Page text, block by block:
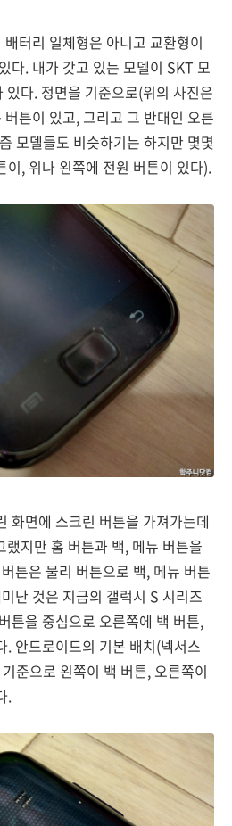
터리 일체형은 아니고 교환형이
다. 내가 갖고 있는 모델이 SKT 모
다. 정면을 기준으로(위의 사진은
튼이 있고, 그리고 그 반대인 오른
모델들도 비슷하기는 하지만 몇몇
이, 위나 왼쪽에 전원 버튼이 있다).
화면에 스크린 버튼을 가져가는데
지만 홈 버튼과 백, 메뉴 버튼을
튼은 물리 버튼으로 백, 메뉴 버튼
난 것은 지금의 갤럭시 S 시리즈
튼을 중심으로 오른쪽에 백 버튼,
. 안드로이드의 기본 배치(넥서스
준으로 왼쪽이 백 버튼, 오른쪽이
.